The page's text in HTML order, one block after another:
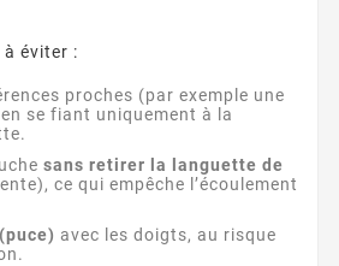
éviter :
proches (par exemple une
se fiant uniquement à la
sans retirer la languette de
ce qui empêche l’écoulement
avec les doigts, au risque